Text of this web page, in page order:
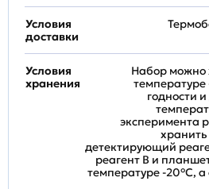
Условия
доставки
Условия
хранения
Набор можно
температуре
годности
эксперимента
детектирующий
реагент B и
температуре -20°C,